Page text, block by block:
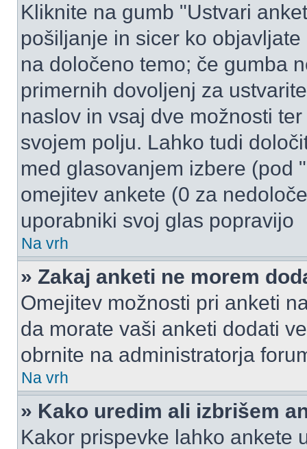
Kliknite na gumb "Ustvari
pošiljanje in sicer ko
na določeno temo; če gumba
primernih dovoljenj za
naslov in vsaj dve možnosti
svojem polju. Lahko tudi
med glasovanjem izbere (pod
omejitev ankete (0 za
uporabniki svoj glas popravijo
Na vrh
» Zakaj anketi ne morem
Omejitev možnosti pri anketi
da morate vaši anketi dodati
obrnite na administratorja
Na vrh
» Kako uredim ali izbrišem
Kakor prispevke lahko ankete